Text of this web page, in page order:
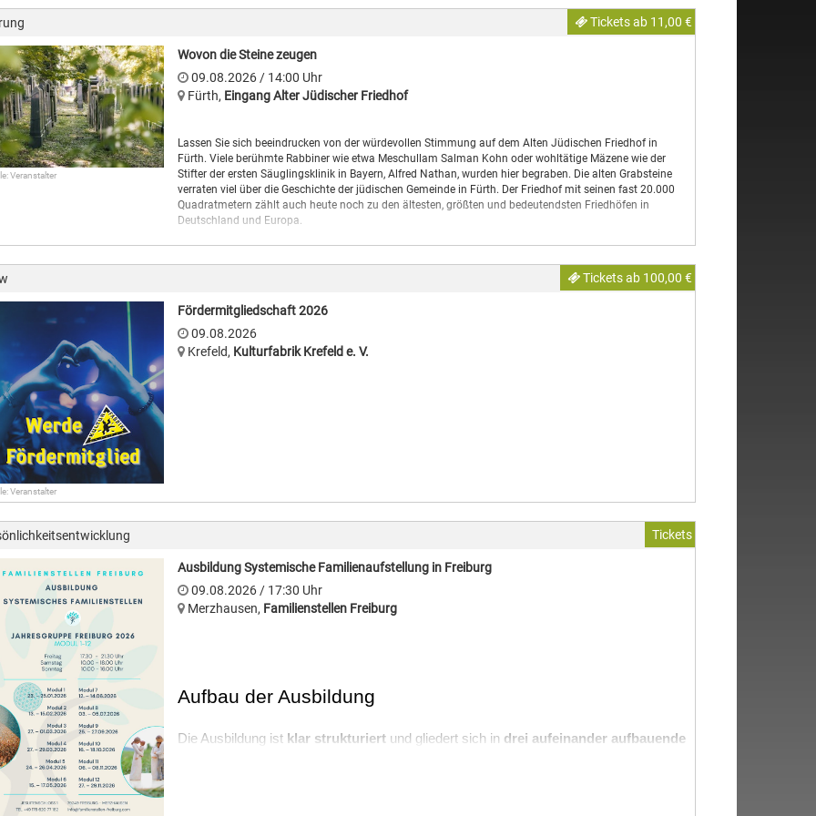
Tickets ab 11,00 €
Veranstalter
Wovon die Steine zeugen
09.08.2026 / 14:00 Uhr
Fürth, Eingang Alter Jüdischer Friedhof
Lassen Sie sich beeindrucken von der würdevollen Stimmung auf dem Alten Jüdischen Friedhof in
Fürth. Viele berühmte Rabbiner wie etwa Meschullam Salman Kohn oder wohltätige Mäzene wie der
Stifter der ersten Säuglingsklinik in Bayern, Alfred Nathan, wurden hier begraben. Die alten Grabsteine
verraten viel über die Geschichte der jüdischen Gemeinde in Fürth. Der Friedhof mit seinen fast 20.000
Quadratmetern zählt auch heute noch zu den ältesten, größten und bedeutendsten Friedhöfen in
Deutschland und Europa.
Tickets ab 100,00 €
Veranstalter
Fördermitgliedschaft 2026
09.08.2026
Krefeld, Kulturfabrik Krefeld e. V.
Tickets
Ausbildung Systemische Familienaufstellung in Freiburg
09.08.2026 / 17:30 Uhr
Merzhausen, Familienstellen Freiburg
Aufbau der Ausbildung
Die Ausbildung ist klar strukturiert und gliedert sich in drei aufeinander aufbauende